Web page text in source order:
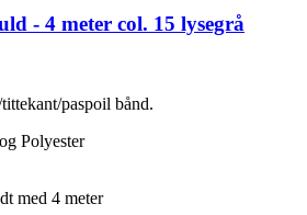
- 4 meter col. 15 lysegrå
paspoil bånd.
Polyester
med 4 meter